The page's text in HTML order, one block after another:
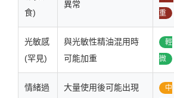
食)
異常
重
光敏感
(罕見)
與光敏性精油混用時
可能加重
輕
微
情緒過
大量使用後可能出現
中